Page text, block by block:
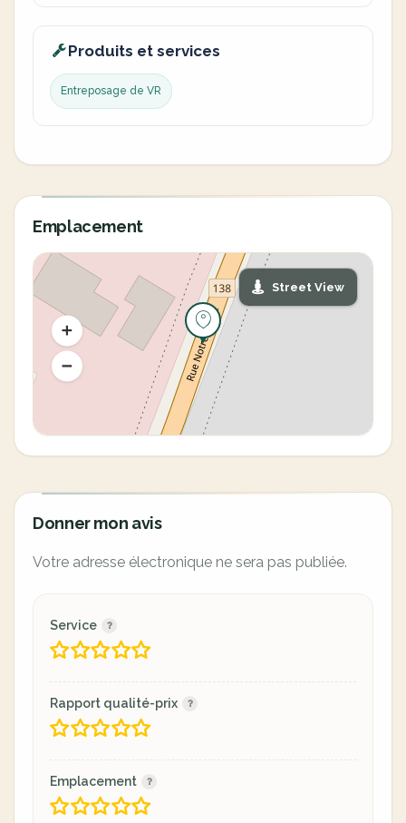
Produits et services
Entreposage de VR
Emplacement
Street View
Donner mon avis
Votre adresse électronique ne sera pas publiée.
Service
Rapport qualité-prix
Emplacement